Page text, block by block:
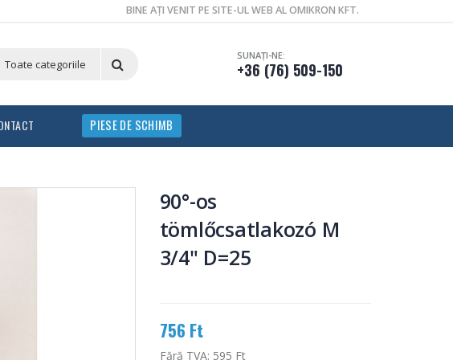
BINE AȚI VENIT PE SITE-UL WEB AL OMIKRON KFT.
SUNAȚI-NE:
+36 (76) 509-150
PIESE DE SCHIMB
90°-os
tömlőcsatlakozó M
3/4" D=25
756 Ft
Fără TVA: 595 Ft